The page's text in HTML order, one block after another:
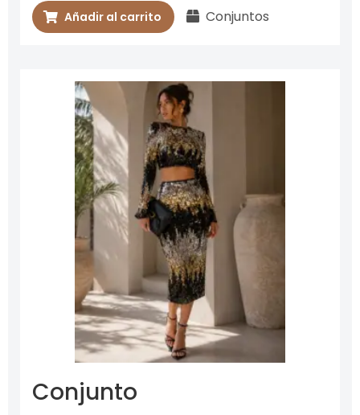
Añadir al carrito Conjuntos
Conjunto